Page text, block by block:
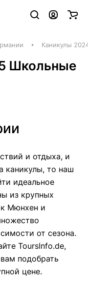
Каникулы
Школьные
и отдыха, и
каникулы, то наш
идеальное
из крупных
Мюнхен и
от сезона.
ToursInfo.de,
подобрать
цене.